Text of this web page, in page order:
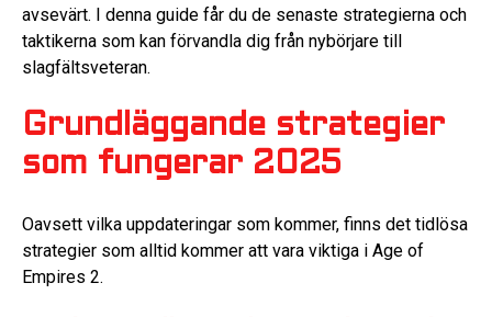
avsevärt. I denna guide får du de senaste strategierna och
taktikerna som kan förvandla dig från nybörjare till
slagfältsveteran.
Grundläggande strategier
som fungerar 2025
Oavsett vilka uppdateringar som kommer, finns det tidlösa
strategier som alltid kommer att vara viktiga i Age of
Empires 2.